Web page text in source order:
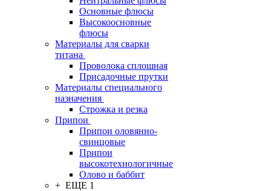
Основные флюсы
Высокоосновные
флюсы
Материалы для сварки
титана
Проволока сплошная
Присадочные прутки
Материалы специального
назначения
Строжка и резка
Припои
Припои оловянно-
свинцовые
Припои
высокотехнологичные
Олово и баббит
+ ЕЩЕ 1